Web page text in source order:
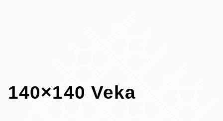
140×140 Veka